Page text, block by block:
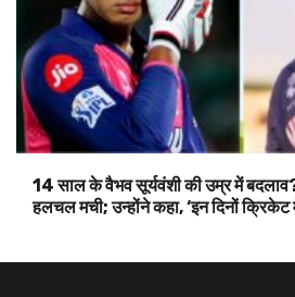
14 साल के वैभव सूर्यवंशी की उम्र में
हलचल मची; उन्होंने कहा, ‘इन दिनों क्रिकेट